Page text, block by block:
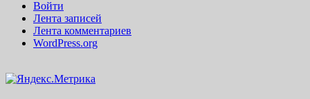
Войти
Лента записей
Лента комментариев
WordPress.org